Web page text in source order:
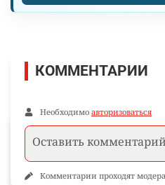
КОММЕНТАРИИ
Необходимо авторизоваться
Комментарии проходят